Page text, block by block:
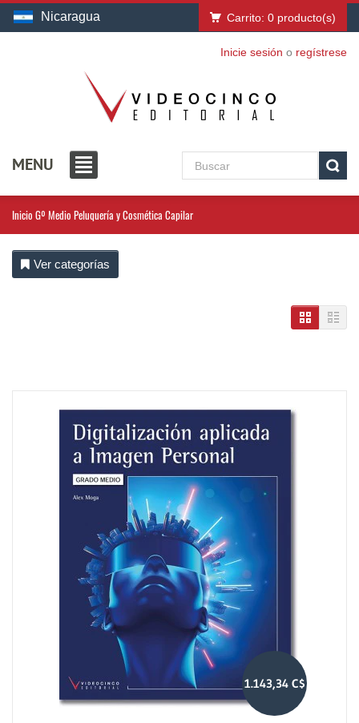
Nicaragua Carrito: 0 producto(s)
Inicie sesión o regístrese
MENU
Inicio Gº Medio Peluquería y Cosmética Capilar
Ver categorías
1.143,34 C$